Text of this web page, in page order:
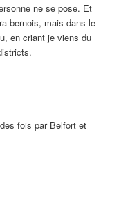
ne se pose. Et
bernois, mais dans le
en criant je viens du
fois par Belfort et